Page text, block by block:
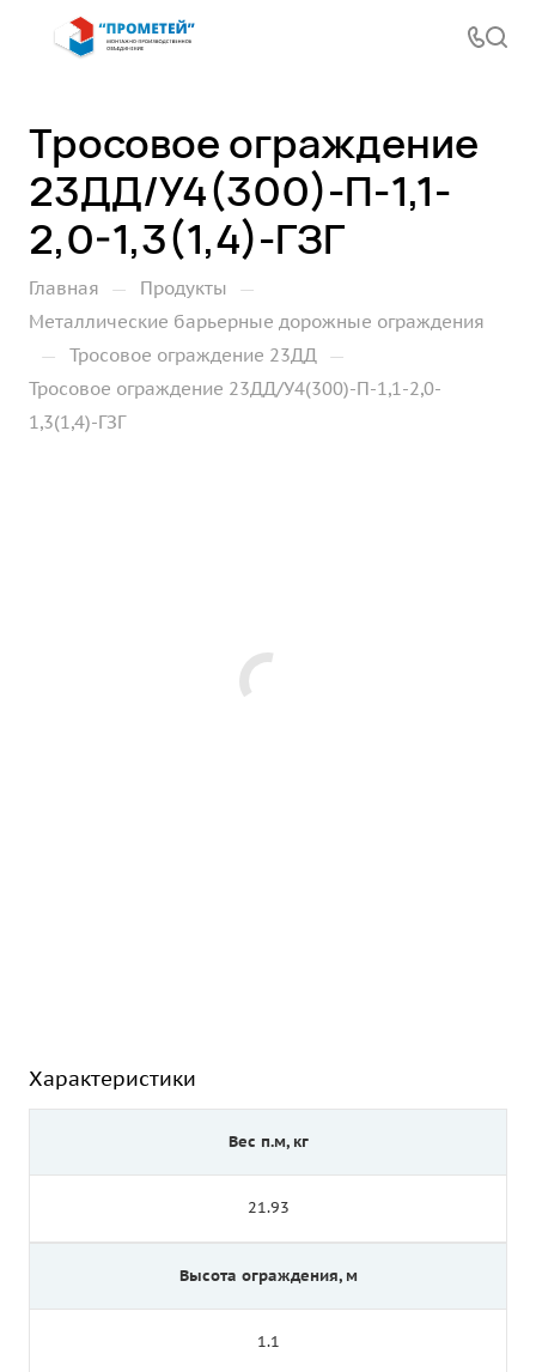
Тросовое ограждение
23ДД/У4(300)-П-1,1-
2,0-1,3(1,4)-ГЗГ
Главная — Продукты —
Металлические барьерные дорожные ограждения
— Тросовое ограждение 23ДД —
Тросовое ограждение 23ДД/У4(300)-П-1,1-2,0-
1,3(1,4)-ГЗГ
Характеристики
Вес п.м, кг
21.93
Высота ограждения, м
1.1